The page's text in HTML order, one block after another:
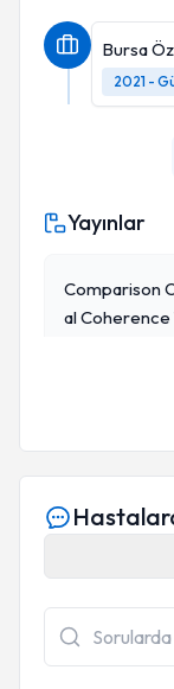
Bursa
2021 -
Yayınlar
Comparison
Al